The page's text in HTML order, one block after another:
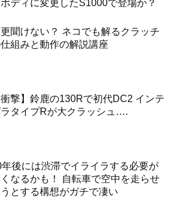
ボディに変更したS1000で登場か？
聞けない？ ネコでも解るクラッチ
組みと動作の解説講座
衝撃】鈴鹿の130Rで初代DC2 インテ
タイプRが大クラッシュ….
年後には渋滞でイライラする必要が
なるかも！ 自転車で空中を走らせ
とする構想がガチで凄い